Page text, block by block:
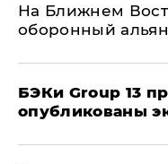
На Ближнем
оборонный
​БЭКи Group 13
опубликованы